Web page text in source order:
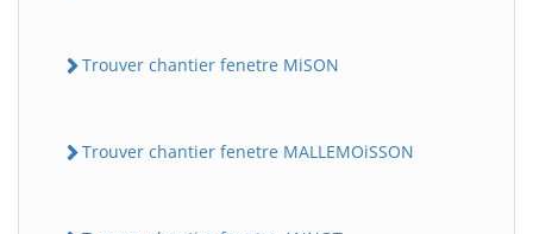
Trouver chantier fenetre MiSON
Trouver chantier fenetre MALLEMOiSSON